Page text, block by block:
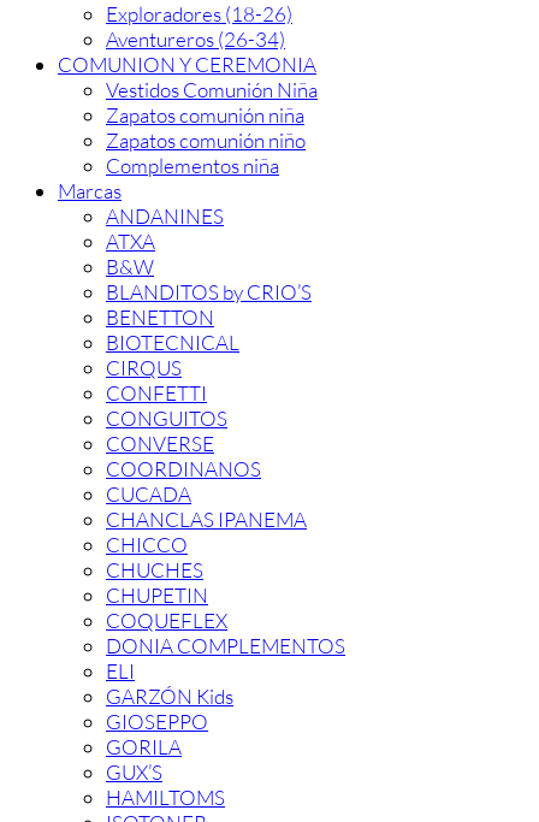
Exploradores (18-26)
Aventureros (26-34)
COMUNION Y CEREMONIA
Vestidos Comunión Niña
Zapatos comunión niña
Zapatos comunión niño
Complementos niña
Marcas
ANDANINES
ATXA
B&W
BLANDITOS by CRIO’S
BENETTON
BIOTECNICAL
CIRQUS
CONFETTI
CONGUITOS
CONVERSE
COORDINANOS
CUCADA
CHANCLAS IPANEMA
CHICCO
CHUCHES
CHUPETIN
COQUEFLEX
DONIA COMPLEMENTOS
ELI
GARZÓN Kids
GIOSEPPO
GORILA
GUX’S
HAMILTOMS